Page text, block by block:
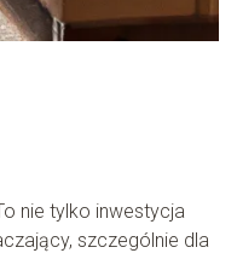
nie tylko inwestycja
szczególnie dla